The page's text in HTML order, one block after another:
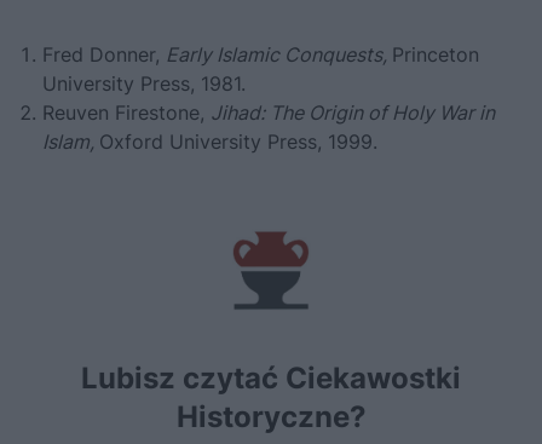
Fred Donner, Early Islamic Conquests, Princeton
University Press, 1981.
Reuven Firestone, Jihad: The Origin of Holy War in
Islam, Oxford University Press, 1999.